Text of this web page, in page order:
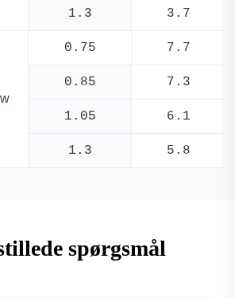
1.3 3.7
0.75 7.7
0.85 7.3
1.05 6.1
1.3 5.8
spørgsmål